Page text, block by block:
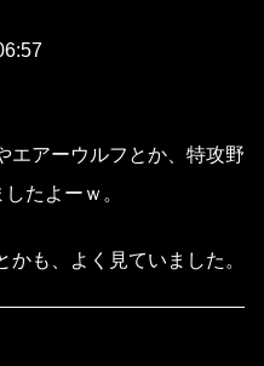
エアーウルフとか、特攻野
たよーｗ。
も、よく見ていました。